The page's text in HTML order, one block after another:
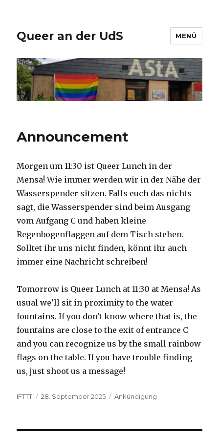
Queer an der UdS MENÜ
Announcement
Morgen um 11:30 ist Queer Lunch in der
Mensa! Wie immer werden wir in der Nähe der
Wasserspender sitzen. Falls euch das nichts
sagt, die Wasserspender sind beim Ausgang
vom Aufgang C und haben kleine
Regenbogenflaggen auf dem Tisch stehen.
Solltet ihr uns nicht finden, könnt ihr auch
immer eine Nachricht schreiben!
Tomorrow is Queer Lunch at 11:30 at Mensa! As
usual we'll sit in proximity to the water
fountains. If you don't know where that is, the
fountains are close to the exit of entrance C
and you can recognize us by the small rainbow
flags on the table. If you have trouble finding
us, just shoot us a message!
Autor
IFTTT
Veröffentlicht
28. September 2025 Kategorien
Ankündigung